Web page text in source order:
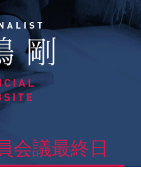
会議最終日